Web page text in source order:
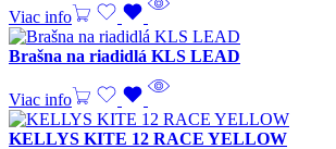
Viac info
Brašna na riadidlá KLS LEAD
Viac info
KELLYS KITE 12 RACE YELLOW